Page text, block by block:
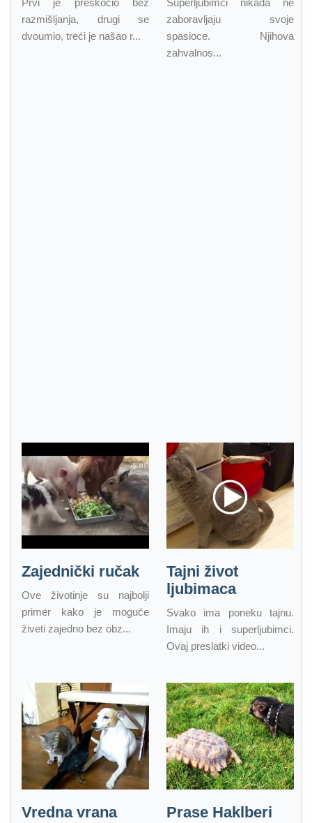
razmišljanja, drugi se
dvoumio, treći je našao r...
zaboravljaju svoje
spasioce. Njihova
zahvalnos...
Zajednički ručak
Ove životinje su najbolji
primer kako je moguće
živeti zajedno bez obz...
Tajni život
ljubimaca
Svako ima poneku tajnu.
Imaju ih i superljubimci.
Ovaj preslatki video...
Vredna vrana
Prase Haklberi